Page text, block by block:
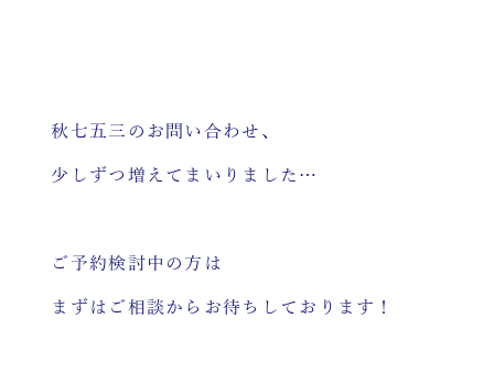
秋七五三のお問い合わせ、
少しずつ増えてまいりました…
ご予約検討中の方は
まずはご相談からお待ちしております！